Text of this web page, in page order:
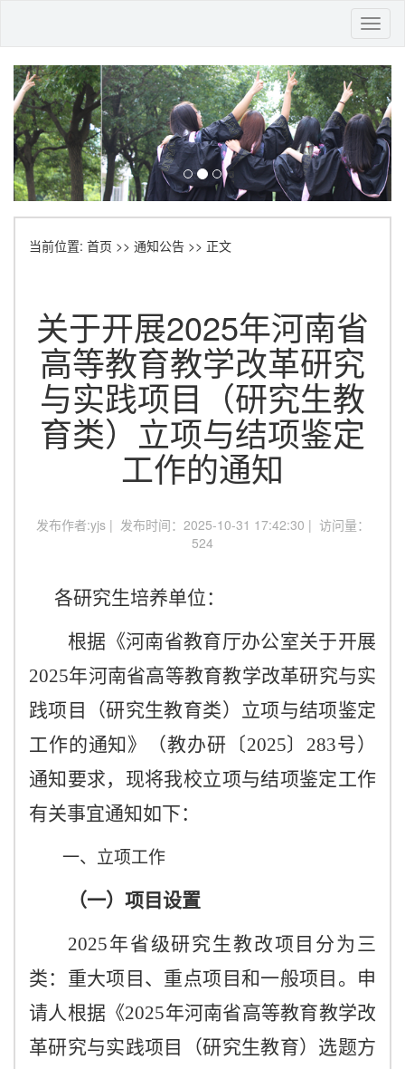
当前位置: 首页 >> 通知公告 >> 正文
关于开展2025年河南省
高等教育教学改革研究
与实践项目（研究生教
育类）立项与结项鉴定
工作的通知
发布作者:yjs | 发布时间：2025-10-31 17:42:30 | 访问量：
524
各研究生培养单位：
根据《河南省教育厅办公室关于开展
2025年河南省高等教育教学改革研究与实
践项目（研究生教育类）立项与结项鉴定
工作的通知》（教办研〔2025〕283号）
通知要求，现将我校立项与结项鉴定工作
有关事宜通知如下：
一、立项工作
（一）项目设置
2025年省级研究生教改项目分为三
类：重大项目、重点项目和一般项目。申
请人根据《2025年河南省高等教育教学改
革研究与实践项目（研究生教育）选题方